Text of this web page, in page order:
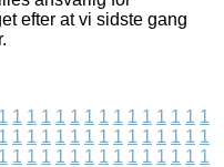
efter at vi sidste gang
1 1 1 1 1 1 1 1 1 1 1 1 1 1 1
1 1 1 1 1 1 1 1 1 1 1 1 1 1 1
1 1 1 1 1 1 1 1 1 1 1 1 1 1 1